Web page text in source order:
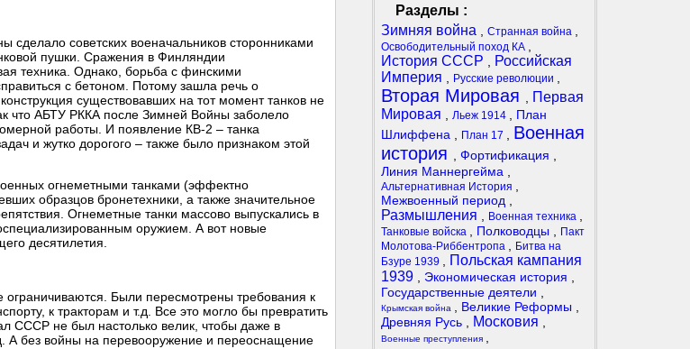
сделало советских военачальников сторонниками
пушки. Сражения в Финляндии
техника. Однако, борьба с финскими
с бетоном. Потому зашла речь о
существовавших на тот момент танков не
что АБТУ РККА после Зимней Войны заболело
работы. И появление КВ-2 – танка
и жутко дорогого – также было признаком этой
огнеметными танками (эффектно
образцов бронетехники, а также значительное
Огнеметные танки массово выпускались в
оружием. А вот новые
десятилетия.
Были пересмотрены требования к
к тракторам и т.д. Все это могло бы превратить
СССР не был настолько велик, чтобы даже в
А без войны на перевооружение и переоснащение
Разделы :
Зимняя война
Странная война
Освободительный поход КА
История СССР
Российская
Империя
Русские революции
Вторая Мировая
Первая
Мировая
Льеж 1914
План
Шлиффена
План 17
Военная
история
Фортификация
Линия Маннергейма
Альтернативная История
Межвоенный период
Размышления Военная техника
Танковые войска Полководцы
Пакт
Молотова-Риббентропа
Битва на
Бзуре 1939
Польская кампания
1939
Экономическая история
Государственные деятели
Крымская война Великие Реформы
Древняя Русь
Московия
Военные преступления